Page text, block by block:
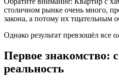
столичном рынке очень много,
закона, а потому их тщательным
Однако результат превзошёл все
Первое знакомство:
реальность